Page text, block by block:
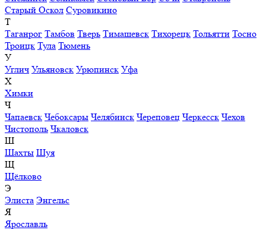
Старый Оскол Суровикино
Т
Таганрог Тамбов Тверь Тимашевск Тихорецк Тольятти Тосно
Троицк Тула Тюмень
У
Углич Ульяновск Урюпинск Уфа
Х
Химки
Ч
Чапаевск Чебоксары Челябинск Череповец Черкесск Чехов
Чистополь Чкаловск
Ш
Шахты Шуя
Щ
Щёлково
Э
Элиста Энгельс
Я
Ярославль